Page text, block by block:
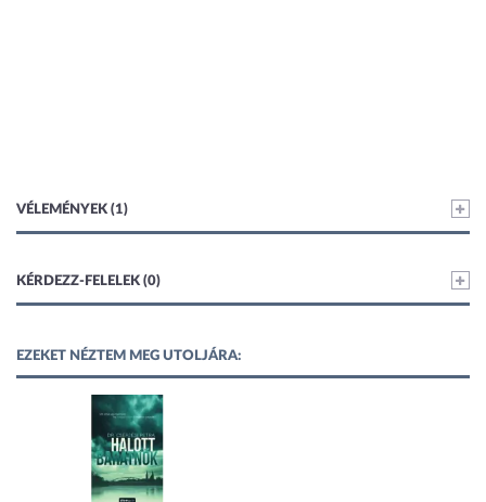
VÉLEMÉNYEK (1)
KÉRDEZZ-FELELEK (0)
EZEKET NÉZTEM MEG UTOLJÁRA: